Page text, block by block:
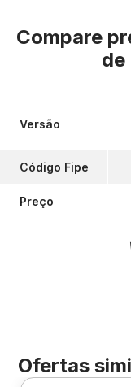
Compare
de
Versão
Código Fipe
Preço
Ofertas